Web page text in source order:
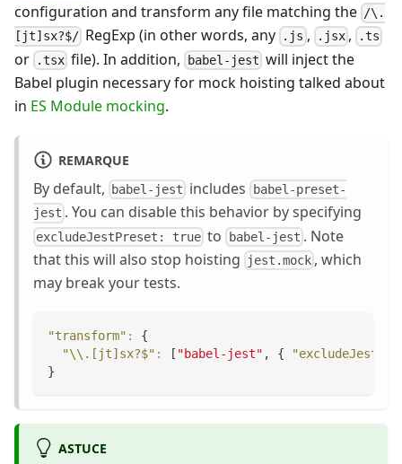
configuration and transform any file matching the /\.
[jt]sx?$/ RegExp (in other words, any .js , .jsx, .ts
or .tsx file). In addition, babel-jest will inject the
Babel plugin necessary for mock hoisting talked about
in ES Module mocking.
REMARQUE
By default, babel-jest includes babel-preset-
jest . You can disable this behavior by specifying
excludeJestPreset: true to babel-jest . Note
that this will also stop hoisting
jest.mock , which
may break your tests.
"transform" :
{
"\\.[jt]sx?$" : [ "babel-jest" , {
}
ASTUCE